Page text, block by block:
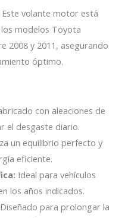
Este volante motor está
modelos Toyota
2008 y 2011, asegurando
óptimo.
con aleaciones de
el desgaste diario.
un equilibrio perfecto y
eficiente.
Ideal para vehículos
los años indicados.
Diseñado para prolongar la